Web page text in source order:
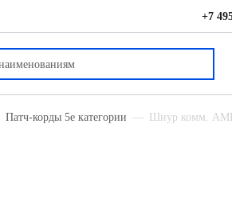
+7
Патч-корды 5е категории
Шнур комм.